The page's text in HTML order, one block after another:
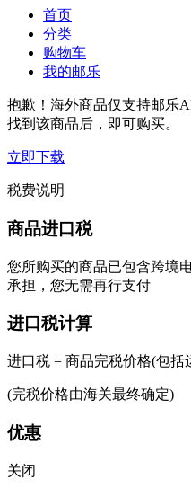
首页
分类
购物车
我的邮乐
抱歉！海外商品仅支持邮乐
找到该商品后，即可购买。
立即下载
税费说明
商品进口税
您所购买的商品已包含跨境
承担，您无需再行支付
进口税计算
进口税 = 商品完税价格(包括
(完税价格由海关最终确定)
优惠
关闭